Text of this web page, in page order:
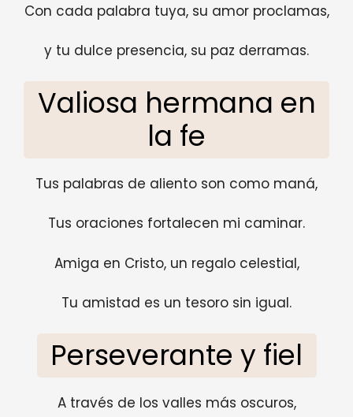
Con cada palabra tuya, su amor proclamas,
y tu dulce presencia, su paz derramas.
Valiosa hermana en
la fe
Tus palabras de aliento son como maná,
Tus oraciones fortalecen mi caminar.
Amiga en Cristo, un regalo celestial,
Tu amistad es un tesoro sin igual.
Perseverante y fiel
A través de los valles más oscuros,